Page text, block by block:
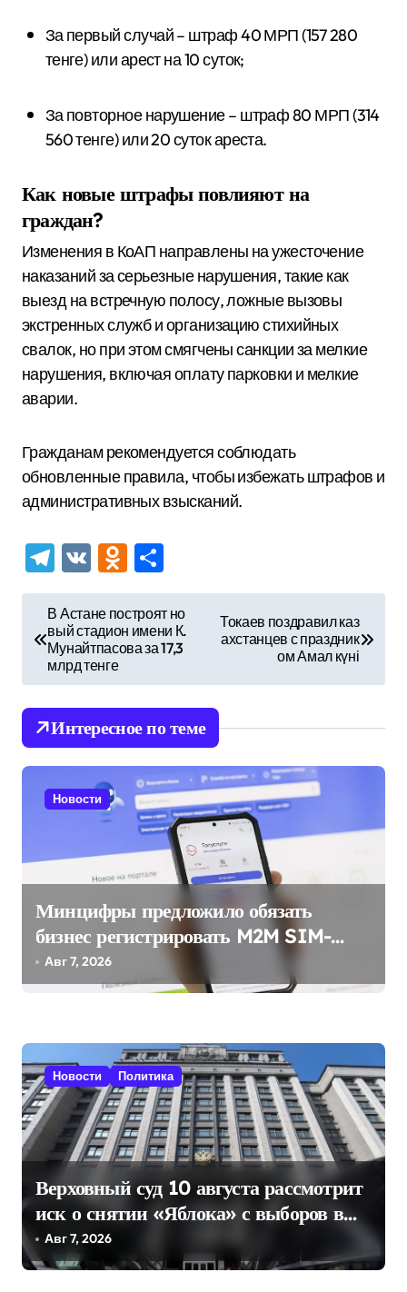
За первый случай – штраф 40 МРП (157 280
тенге) или арест на 10 суток;
За повторное нарушение – штраф 80 МРП (314
560 тенге) или 20 суток ареста.
Как новые штрафы повлияют на
граждан?
Изменения в КоАП направлены на ужесточение
наказаний за серьезные нарушения, такие как
выезд на встречную полосу, ложные вызовы
экстренных служб и организацию стихийных
свалок, но при этом смягчены санкции за мелкие
нарушения, включая оплату парковки и мелкие
аварии.
Гражданам рекомендуется соблюдать
обновленные правила, чтобы избежать штрафов и
административных взысканий.
Telegram
VK Odnoklassniki
а
п
с
я
м
В Астане построят но
вый стадион имени К.
Мунайтпасова за 17,3
млрд тенге
Токаев поздравил каз
ахстанцев с праздник
ом Амал күні
Интересное по теме
Новости
Минцифры предложило обязать
бизнес регистрировать M2M SIM-
карты через «Госуслуги»
Авг 7, 2026
Новости Политика
Верховный суд 10 августа рассмотрит
иск о снятии «Яблока» с выборов в
Госдуму
Авг 7, 2026